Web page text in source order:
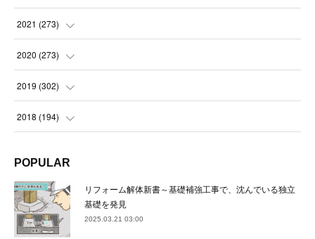
(23
(22
(24)
22)
(22)
(23
(23
(21
(23 )
(24
(21
(23
(23
(22
(23
(22 )
(23
(23
2021 (273)
(24
(23
(22
(23)
(23
2020 (273)
(24
(22
(22)
(24
2019 (302)
(23
(22)
(21)
2018 (194)
(17)
(32)
POPULAR
リフォーム解体新書～基礎補強工事で、沈んでいる独立
基礎を発見
2025.03.21 03:00